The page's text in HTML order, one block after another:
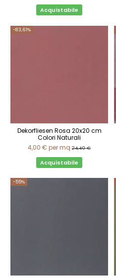
Acquistabile
-83,61%
Dekorfliesen Rosa 20x20 cm
Colori Naturali
4,00 € per mq 24,40 €
Acquistabile
-55%